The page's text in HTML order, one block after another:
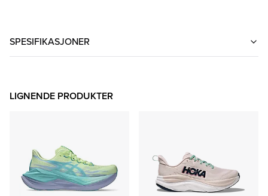
SPESIFIKASJONER
LIGNENDE PRODUKTER